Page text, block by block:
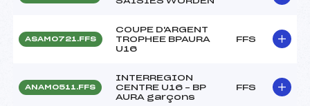
ASAM0721.FFS
COUPE D'ARGENT
TROPHEE BPAURA
U16
FFS
ANAM0511.FFS
INTERREGION
CENTRE U16 – BP
AURA garçons
FFS